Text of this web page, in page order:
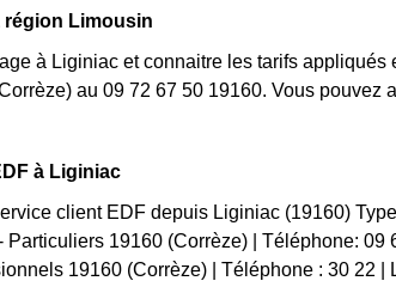
région Limousin
à Liginiac et connaitre les tarifs appliqués
au 09 72 67 50 19160. Vous pouvez
à Liginiac
client EDF depuis Liginiac (19160)
Particuliers 19160 (Corrèze) | Téléphone: 09
19160 (Corrèze) | Téléphone : 30 22